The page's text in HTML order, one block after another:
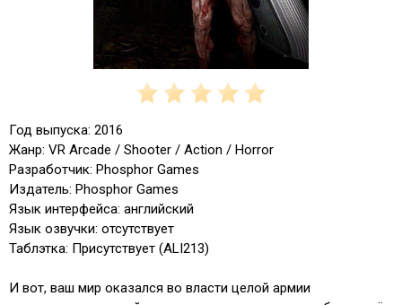
Год выпуска: 2016
Жанр: VR Arcade / Shooter / Action / Horror
Разработчик: Phosphor Games
Издатель: Phosphor Games
Язык интерфейса: английский
Язык озвучки: отсутствует
Таблэтка: Присутствует (ALI213)
И вот, ваш мир оказался во власти целой армии